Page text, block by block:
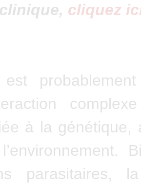
cliquez
à la génétique,
parasitaires,